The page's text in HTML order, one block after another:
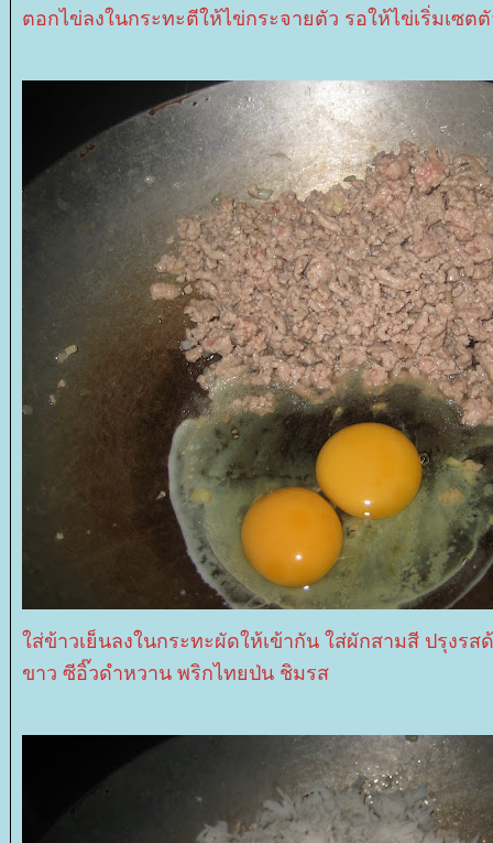
ตอกไข่ลงในกระทะตีให้ไข่กระจายตัว รอให้ไข่เริ่มเซ
ส่ข้าวเย็นลงในกระทะผัดให้เข้ากัน ใส่ผักสามสี ปรุงร
ขาว ซีอิ๊วดำหวาน พริกไทยป่น ชิมรส